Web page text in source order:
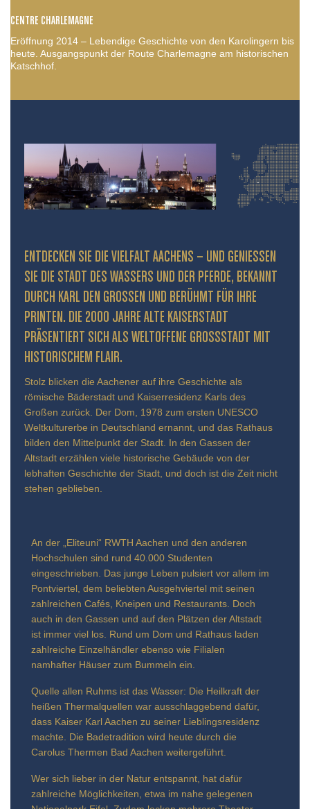
CENTRE CHARLEMAGNE
Eröffnung 2014 – Lebendige Geschichte von den Karolingern bis
heute. Ausgangspunkt der Route Charlemagne am historischen
Katschhof.
ENTDECKEN SIE DIE VIELFALT AACHENS – UND GENIESSEN S
IE DIE STADT DES WASSERS UND DER PFERDE, BEKANNT D
URCH KARL DEN GROSSEN UND BERÜHMT FÜR IHRE PR
INTEN. DIE 2000 JAHRE ALTE KAISERSTADT PR
ÄSENTIERT SICH ALS WELTOFFENE GROSSSTADT MIT HIS
TORISCHEM FLAIR.
Stolz blicken die Aachener auf ihre Geschichte als
römische Bäderstadt und Kaiserresidenz Karls des
Großen zurück. Der Dom, 1978 zum ersten UNESCO
Weltkulturerbe in Deutschland ernannt, und das Rathaus
bilden den Mittelpunkt der Stadt. In den Gassen der
Altstadt erzählen viele historische Gebäude von der
lebhaften Geschichte der Stadt, und doch ist die Zeit nicht
stehen geblieben.
An der „Eliteuni“ RWTH Aachen und den anderen
Hochschulen sind rund 40.000 Studenten
eingeschrieben. Das junge Leben pulsiert vor allem im
Pontviertel, dem beliebten Ausgehviertel mit seinen
zahlreichen Cafés, Kneipen und Restaurants. Doch
auch in den Gassen und auf den Plätzen der Altstadt
ist immer viel los. Rund um Dom und Rathaus laden
zahlreiche Einzelhändler ebenso wie Filialen
namhafter Häuser zum Bummeln ein.
Quelle allen Ruhms ist das Wasser: Die Heilkraft der
heißen Thermalquellen war ausschlaggebend dafür,
dass Kaiser Karl Aachen zu seiner Lieblingsresidenz
machte. Die Badetradition wird heute durch die
Carolus Thermen Bad Aachen weitergeführt.
Wer sich lieber in der Natur entspannt, hat dafür
zahlreiche Möglichkeiten, etwa im nahe gelegenen